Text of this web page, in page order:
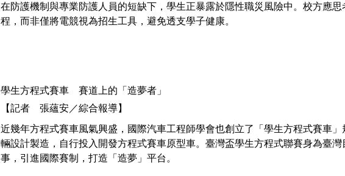
在防護機制與專業防護人員的短缺下，學生正暴露於隱性職災風險中。校方應
程，而非僅將電競視為招生工具，避免透支學子健康。
學生方程式賽車 賽道上的「造夢者」
【記者 張蘊安／綜合報導】
近幾年方程式賽車風氣興盛，國際汽車工程師學會也創立了「學生方程式賽車
輛設計製造，自行投入開發方程式賽車原型車。臺灣盃學生方程式聯賽身為臺
事，引進國際賽制，打造「造夢」平台。